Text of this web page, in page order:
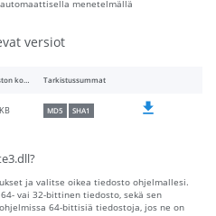
menetelmällä
versiot
Tiedoston koko Tarkistussummat
MD5 SHA1
ja valitse oikea tiedosto ohjelmallesi.
vai 32-bittinen tiedosto, sekä sen
64-bittisiä tiedostoja, jos ne on